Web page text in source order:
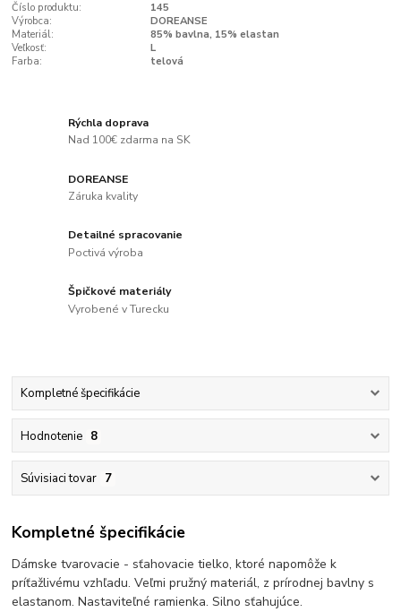
Číslo produktu:
145
Výrobca:
DOREANSE
Materiál:
85% bavlna, 15% elastan
Veľkosť:
L
Farba:
telová
Rýchla doprava
Nad 100€ zdarma na SK
DOREANSE
Záruka kvality
Detailné spracovanie
Poctivá výroba
Špičkové materiály
Vyrobené v Turecku
Kompletné špecifikácie
Hodnotenie 8
Súvisiaci tovar 7
Kompletné špecifikácie
Dámske tvarovacie - sťahovacie tielko, ktoré napomôže k
príťažlivému vzhľadu. Veľmi pružný materiál, z prírodnej bavlny s
elastanom. Nastaviteľné ramienka. Silno sťahujúce.